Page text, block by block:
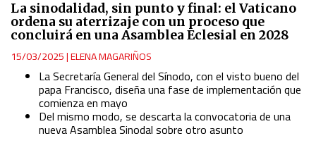
La sinodalidad, sin punto y final: el Vaticano
ordena su aterrizaje con un proceso que
concluirá en una Asamblea Eclesial en 2028
15/03/2025|ELENA MAGARIÑOS
La Secretaría General del Sínodo, con el visto bueno del
papa Francisco, diseña una fase de implementación que
comienza en mayo
Del mismo modo, se descarta la convocatoria de una
nueva Asamblea Sinodal sobre otro asunto